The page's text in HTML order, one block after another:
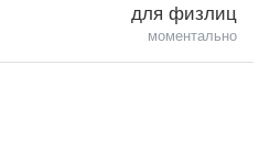
для физлиц
моментально